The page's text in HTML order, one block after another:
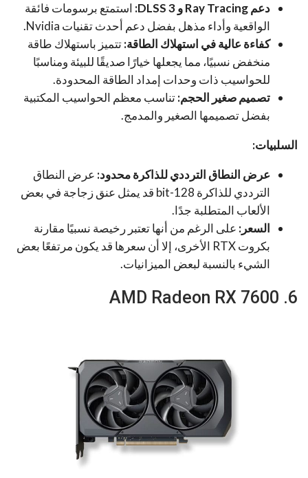
دعم Ray Tracing و DLSS 3:
استمتع برسومات فائقة
الواقعية وأداء مذهل بفضل دعم أحدث تقنيات Nvidia.
كفاءة عالية في استهلاك الطاقة:تتميز باستهلاك طاقة
منخفض نسبيًا، مما يجعلها خيارًا صديقًا للبيئة ومناسبًا
للحواسيب ذات وحدات إمداد الطاقة المحدودة.
تصميم صغير الحجم:تناسب معظم الحواسيب المكتبية
بفضل تصميمها الصغير والمدمج.
السلبيات:
عرض النطاق الترددي للذاكرة محدود: عرض النطاق
الترددي للذاكرة 128-bit قد يمثل عنق زجاجة في بعض
الألعاب المتطلبة جدًا.
السعر: على الرغم من أنها تعتبر رخيصة نسبيًا مقارنة
بكروت RTX الأخرى، إلا أن سعرها قد يكون مرتفعًا بعض
الشيء بالنسبة لبعض الميزانيات.
6. AMD Radeon RX 7600